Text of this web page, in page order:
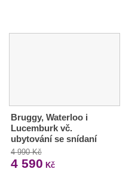
Bruggy, Waterloo i
Lucemburk vč.
ubytování se snídaní
4 990 Kč
4 590 Kč